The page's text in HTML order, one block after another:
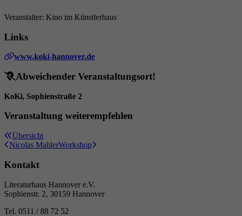
Veranstalter: Kino im Künstlerhaus
Links
www.koki-hannover.de
Abweichender Veranstaltungsort!
KoKi, Sophienstraße 2
Veranstaltung weiterempfehlen
Übersicht
Nicolas MahlerWorkshop
Kontakt
Literaturhaus Hannover e.V.
Sophienstr. 2, 30159 Hannover
Tel. 0511 / 88 72 52